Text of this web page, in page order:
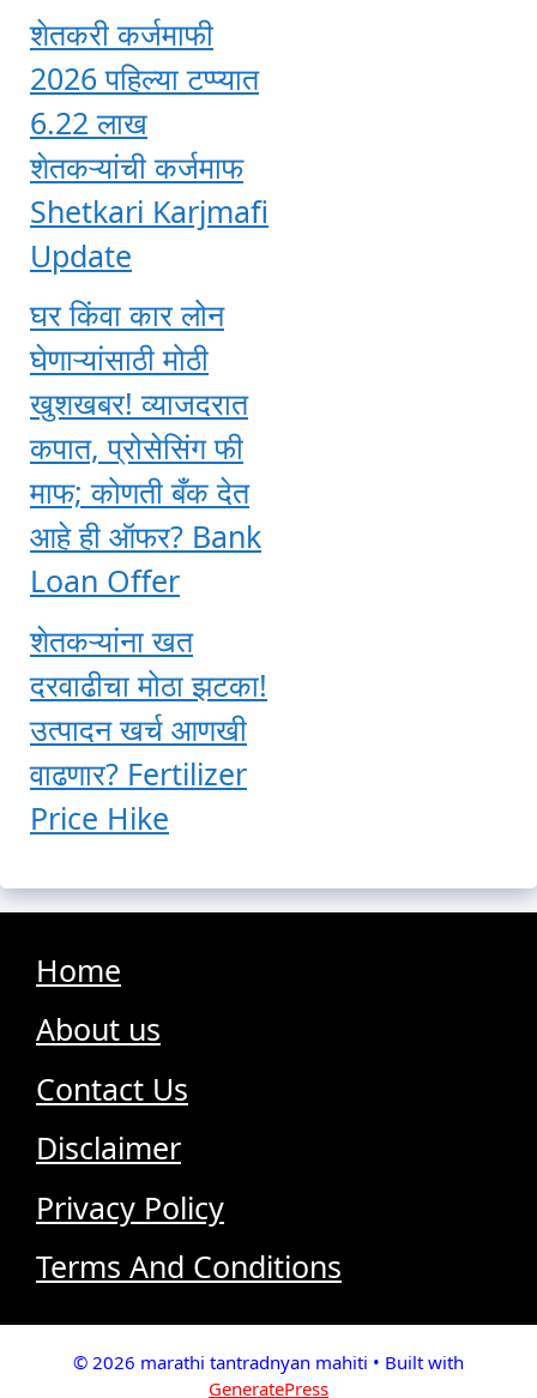
शेतकरी कर्जमाफी
2026 पहिल्या टप्प्यात
6.22 लाख
शेतकऱ्यांची कर्जमाफ
Shetkari Karjmafi
Update
घर किंवा कार लोन
घेणाऱ्यांसाठी मोठी
खुशखबर! व्याजदरात
कपात, प्रोसेसिंग फी
माफ; कोणती बँक देत
आहे ही ऑफर? Bank
Loan Offer
शेतकऱ्यांना खत
दरवाढीचा मोठा झटका!
उत्पादन खर्च आणखी
वाढणार? Fertilizer
Price Hike
Home
About us
Contact Us
Disclaimer
Privacy Policy
Terms And Conditions
© 2026 marathi tantradnyan mahiti • Built with
GeneratePress